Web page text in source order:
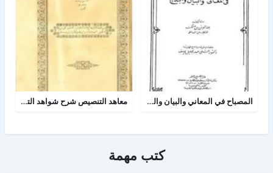
المصباح في المعاني والبيان والبديع معاهد التنصيص شرح شواهد التلخيص وبهامشه بدائع البدائه
كتب مهمة